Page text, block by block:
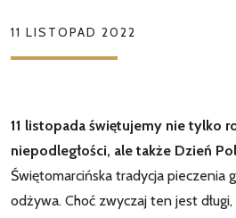
11 LISTOPAD 2022
11 listopada świętujemy nie tylko
niepodległości, ale także Dzień
Świętomarcińska tradycja pieczenia
odżywa. Choć zwyczaj ten jest